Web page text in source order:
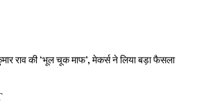
राव की ‘भूल चूक माफ’, मेकर्स ने लिया बड़ा फैसला